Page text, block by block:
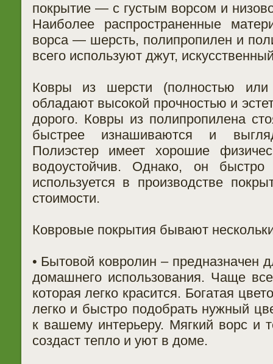
покрытие — с густым ворсом и
Наиболее распространенные
ворса — шерсть, полипропилен и
всего используют джут,
Ковры из шерсти (полностью или
обладают высокой прочностью и
дорого. Ковры из полипропилена
быстрее изнашиваются и
Полиэстер имеет хорошие
водоустойчив. Однако, он
используется в производстве
стоимости.
Ковровые покрытия бывают
• Бытовой ковролин – предназначен
домашнего использования. Чаще
которая легко красится. Богатая
легко и быстро подобрать нужный
к вашему интерьеру. Мягкий ворс и
создаст тепло и уют в доме.